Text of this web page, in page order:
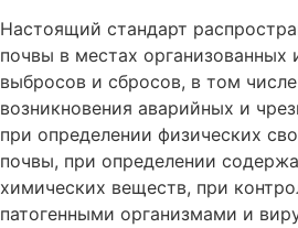
Настоящий стандарт
почвы в местах организованных
выбросов и сбросов, в том
возникновения аварийных и
при определении физических
почвы, при определении
химических веществ, при
патогенными организмами и